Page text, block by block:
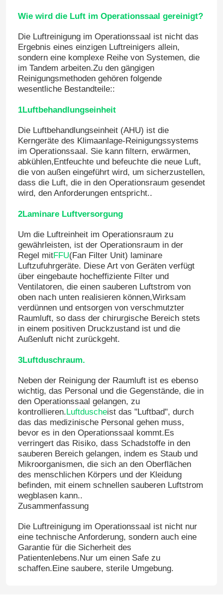
Haus
Produkte
Über uns
Fabrik-Ausflug
Qualitätskontrolle
Wie wird die Luft im Operationssaal gereinigt?
Die Luftreinigung im Operationssaal ist nicht das
Ergebnis eines einzigen Luftreinigers allein,
sondern eine komplexe Reihe von Systemen, die
im Tandem arbeiten.Zu den gängigen
Reinigungsmethoden gehören folgende
wesentliche Bestandteile::
1Luftbehandlungseinheit
Die Luftbehandlungseinheit (AHU) ist die
Kerngeräte des Klimaanlage-Reinigungssystems
im Operationssaal. Sie kann filtern, erwärmen,
abkühlen,Entfeuchte und befeuchte die neue Luft,
die von außen eingeführt wird, um sicherzustellen,
dass die Luft, die in den Operationsraum gesendet
wird, den Anforderungen entspricht..
2Laminare Luftversorgung
Um die Luftreinheit im Operationsraum zu
gewährleisten, ist der Operationsraum in der
Regel mitFFU(Fan Filter Unit) laminare
Luftzufuhrgeräte. Diese Art von Geräten verfügt
über eingebaute hocheffiziente Filter und
Ventilatoren, die einen sauberen Luftstrom von
oben nach unten realisieren können,Wirksam
verdünnen und entsorgen von verschmutzter
Raumluft, so dass der chirurgische Bereich stets
in einem positiven Druckzustand ist und die
Außenluft nicht zurückgeht.
3Luftduschraum.
Neben der Reinigung der Raumluft ist es ebenso
wichtig, das Personal und die Gegenstände, die in
den Operationssaal gelangen, zu
kontrollieren.Luftduscheist das "Luftbad", durch
das das medizinische Personal gehen muss,
bevor es in den Operationssaal kommt.Es
verringert das Risiko, dass Schadstoffe in den
sauberen Bereich gelangen, indem es Staub und
Mikroorganismen, die sich an den Oberflächen
des menschlichen Körpers und der Kleidung
befinden, mit einem schnellen sauberen Luftstrom
wegblasen kann..
Zusammenfassung
Die Luftreinigung im Operationssaal ist nicht nur
eine technische Anforderung, sondern auch eine
Garantie für die Sicherheit des
Patientenlebens.Nur um einen Safe zu
schaffen.Eine saubere, sterile Umgebung.